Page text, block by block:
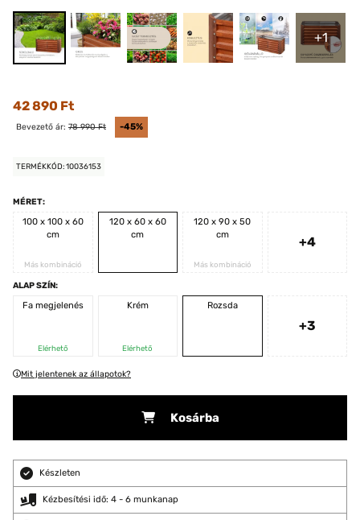
+1
42 890 Ft
Bevezető ár: 78 990 Ft -45%
TERMÉKKÓD: 10036153
MÉRET:
100 x 100 x 60
cm
Más kombináció
120 x 60 x 60
cm
120 x 90 x 50
cm
Más kombináció
+4
ALAP SZÍN:
Fa megjelenés
Elérhető
Krém
Elérhető
Rozsda
+3
Mit jelentenek az állapotok?
Kosárba
Készleten
Kézbesítési idő: 4 - 6 munkanap